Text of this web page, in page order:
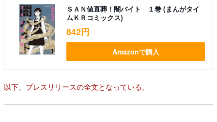
ＳＡＮ値直葬！闇バイト １巻 (まんがタイ
ムＫＲコミックス)
842円
Amazonで購入
以下、プレスリリースの全文となっている。